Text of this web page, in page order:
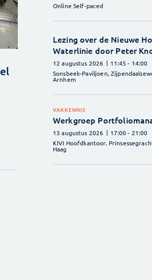
Online Self-paced
Lezing over de Nieuwe
Waterlinie door Peter
12 augustus 2026 11:45 - 14:00
Sonsbeek-Paviljoen,
Arnhem
VAKKENNIS
Werkgroep
13 augustus 2026 17:00- 21:00
KIVI Hoofdkantoor.
Haag